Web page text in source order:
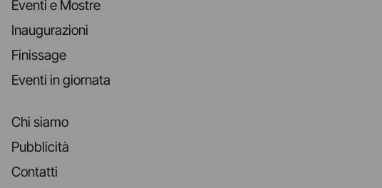
Eventi e Mostre
Inaugurazioni
Finissage
Eventi in giornata
Chi siamo
Pubblicità
Contatti